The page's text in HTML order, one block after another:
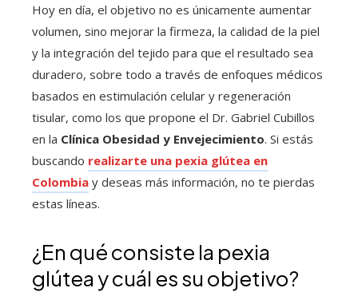
Hoy en día, el objetivo no es únicamente aumentar
volumen, sino mejorar la firmeza, la calidad de la piel
y la integración del tejido para que el resultado sea
duradero, sobre todo a través de enfoques médicos
basados en estimulación celular y regeneración
tisular, como los que propone el Dr. Gabriel Cubillos
en la Clínica Obesidad y Envejecimiento. Si estás
buscando realizarte una pexia glútea en
Colombia y deseas más información, no te pierdas
estas líneas.
¿En qué consiste la pexia
glútea y cuál es su objetivo?